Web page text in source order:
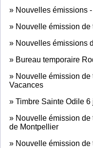
» Nouvelles émissions
» Nouvelle émission
» Nouvelles émissions
» Bureau temporaire
» Nouvelle émission
Vacances
» Timbre Sainte Odile
» Nouvelle émission
de Montpellier
» Nouvelle émission